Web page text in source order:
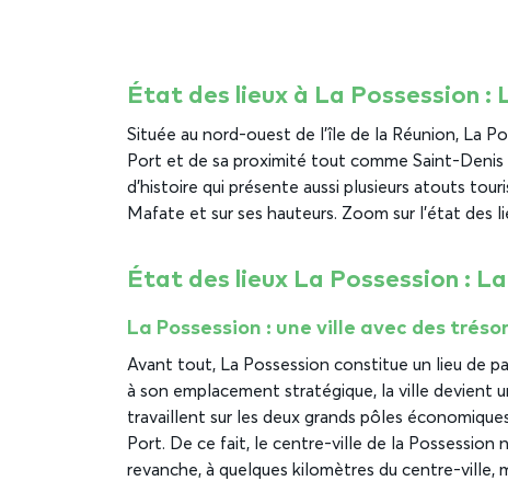
État des lieux à La Possession :
Située au nord-ouest de l’île de la Réunion, La
Port et de sa proximité tout comme Saint-Denis
d’histoire qui présente aussi plusieurs atouts
Mafate et sur ses hauteurs. Zoom sur l’état des
État des lieux La Possession :
La Possession : une ville avec des
Avant tout, La Possession constitue un lieu de
à son emplacement stratégique, la ville devient
travaillent sur les deux grands pôles
Port. De ce fait, le centre-ville de la Possession
revanche, à quelques kilomètres du centre-ville,